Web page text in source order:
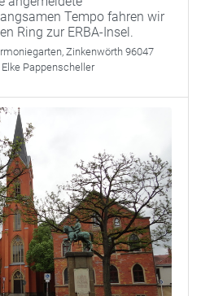
Tempo fahren wir
Ring zur ERBA-Insel.
Zinkenwörth 96047
Elke Pappenscheller